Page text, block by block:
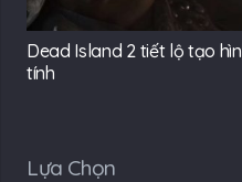
Dead Island 2 tiết lộ tạo
tính
Lựa Chọn